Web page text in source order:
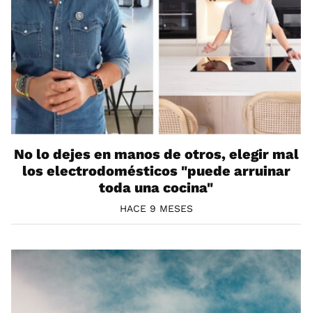
No lo dejes en manos de otros, elegir mal
los electrodomésticos "puede arruinar
toda una cocina"
HACE 9 MESES